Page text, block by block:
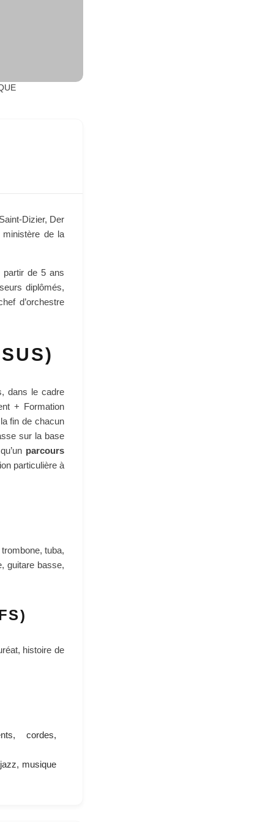
Dizier, Der
de la
partir de 5 ans
diplômés,
d’orchestre
dans le cadre
+ Formation
fin de chacun
sur la base
parcours
particulière à
tuba,
guitare basse,
histoire de
cordes,
musique